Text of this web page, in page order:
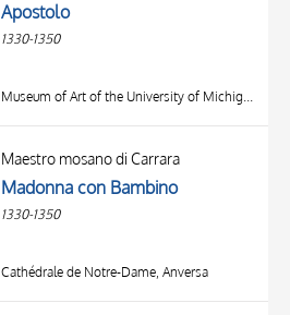
Apostolo
1330-1350
Museum of Art of the University of Michigan, Ann Arbor (MI)
Maestro mosano di Carrara
Madonna con Bambino
1330-1350
Cathédrale de Notre-Dame, Anversa